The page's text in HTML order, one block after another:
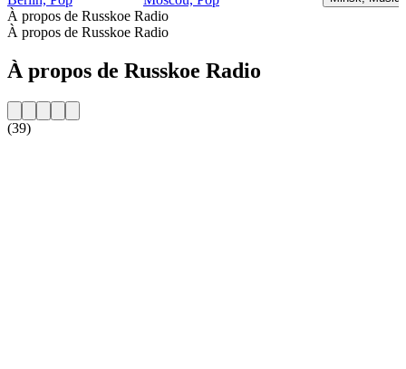
À propos de Russkoe Radio
À propos de Russkoe Radio
À propos de Russkoe Radio
(39)